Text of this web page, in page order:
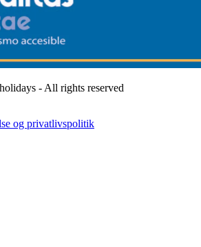
- All rights reserved
og privatlivspolitik